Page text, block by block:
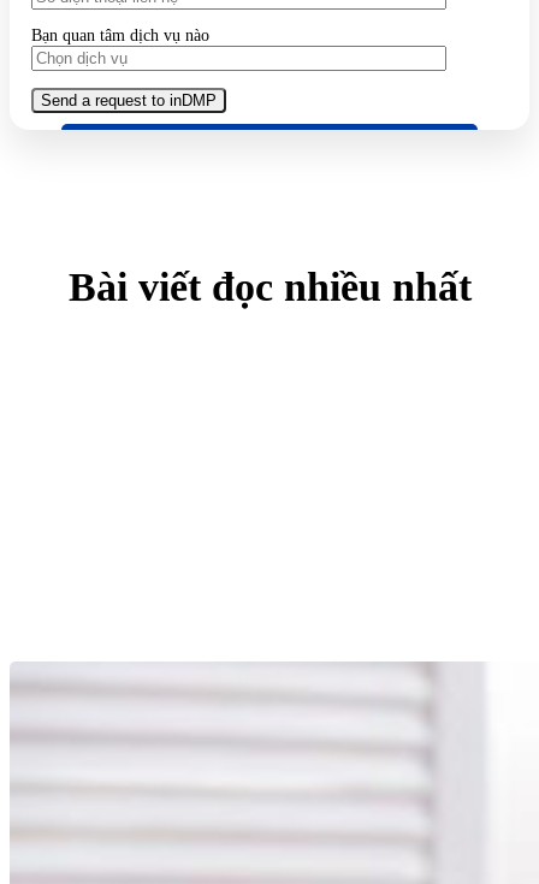
Bạn quan tâm dịch vụ nào
Bài viết đọc nhiều nhất